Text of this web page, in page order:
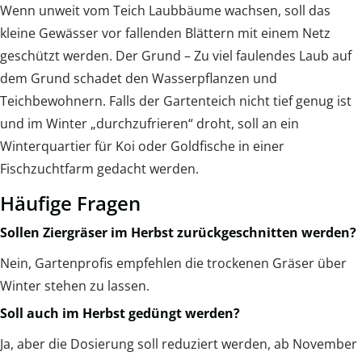
Wenn unweit vom Teich Laubbäume wachsen, soll das
kleine Gewässer vor fallenden Blättern mit einem Netz
geschützt werden. Der Grund – Zu viel faulendes Laub auf
dem Grund schadet den Wasserpflanzen und
Teichbewohnern. Falls der Gartenteich nicht tief genug ist
und im Winter „durchzufrieren“ droht, soll an ein
Winterquartier für Koi oder Goldfische in einer
Fischzuchtfarm gedacht werden.
Häufige Fragen
Sollen Ziergräser im Herbst zurückgeschnitten werden?
Nein, Gartenprofis empfehlen die trockenen Gräser über
Winter stehen zu lassen.
Soll auch im Herbst gedüngt werden?
Ja, aber die Dosierung soll reduziert werden, ab November